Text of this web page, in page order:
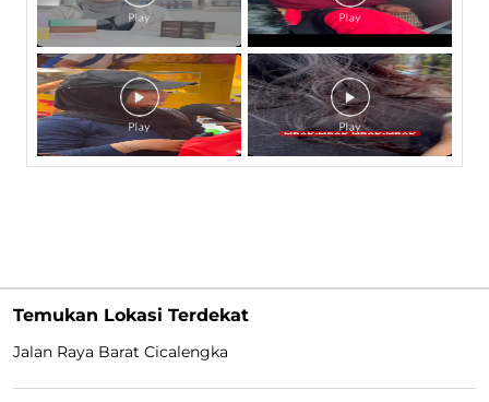
Temukan Lokasi Terdekat
Jalan Raya Barat Cicalengka